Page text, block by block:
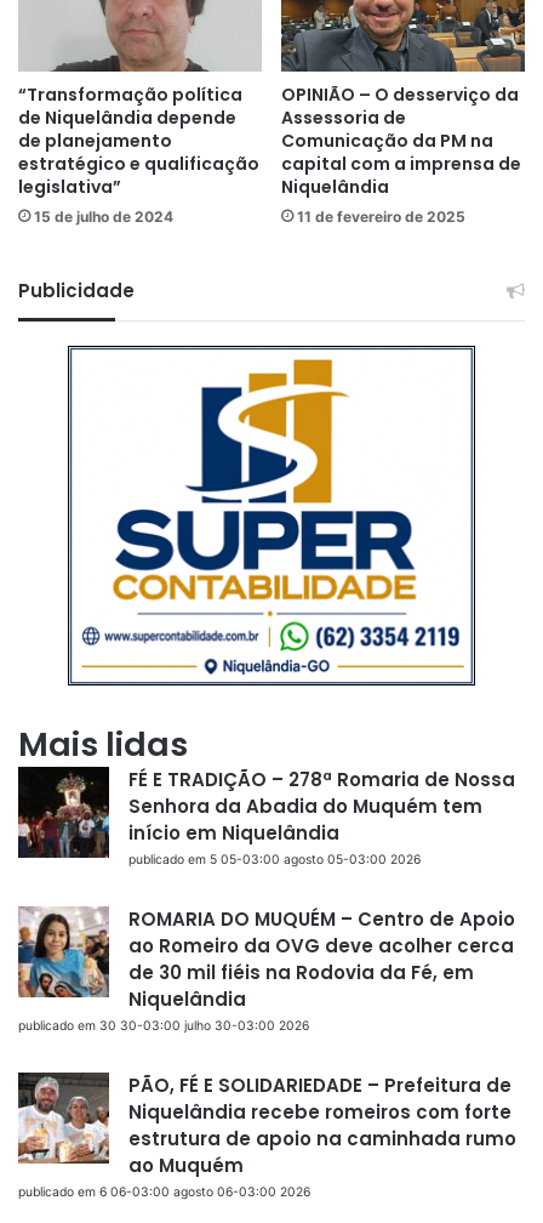
“Transformação política
de Niquelândia depende
de planejamento
estratégico e qualificação
legislativa”
15 de julho de 2024
OPINIÃO – O desserviço da
Assessoria de
Comunicação da PM na
capital com a imprensa de
Niquelândia
11 de fevereiro de 2025
Publicidade
Mais lidas
FÉ E TRADIÇÃO – 278ª Romaria de Nossa
Senhora da Abadia do Muquém tem
início em Niquelândia
publicado em 5 05-03:00 agosto 05-03:00 2026
ROMARIA DO MUQUÉM – Centro de Apoio
ao Romeiro da OVG deve acolher cerca
de 30 mil fiéis na Rodovia da Fé, em
Niquelândia
publicado em 30 30-03:00 julho 30-03:00 2026
PÃO, FÉ E SOLIDARIEDADE – Prefeitura de
Niquelândia recebe romeiros com forte
estrutura de apoio na caminhada rumo
ao Muquém
publicado em 6 06-03:00 agosto 06-03:00 2026